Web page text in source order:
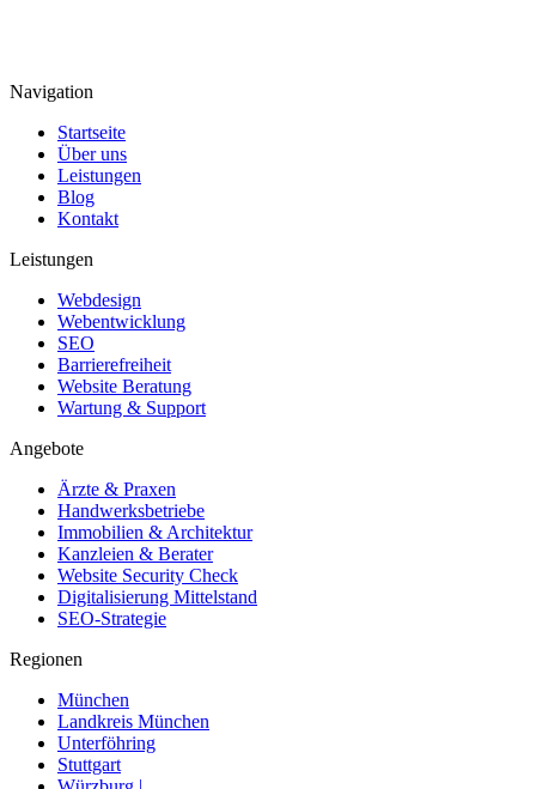
Navigation
Startseite
Über uns
Leistungen
Blog
Kontakt
Leistungen
Webdesign
Webentwicklung
SEO
Barrierefreiheit
Website Beratung
Wartung & Support
Angebote
Ärzte & Praxen
Handwerksbetriebe
Immobilien & Architektur
Kanzleien & Berater
Website Security Check
Digitalisierung Mittelstand
SEO-Strategie
Regionen
München
Landkreis München
Unterföhring
Stuttgart